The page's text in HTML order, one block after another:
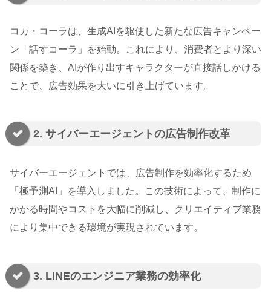
コカ・コーラは、生成AIを駆使した新たな広告キャンペー
ン「話すコーラ」を始動。これにより、消費者とより深い
関係を築き、AIが作り出すキャラクターが直接話しかける
ことで、広告効果を大いに引き上げています。
2. サイバーエージェントの広告制作改革
サイバーエージェントでは、広告制作を効率化するため
「極予測AI」を導入しました。この技術によって、制作に
かかる時間やコストを大幅に削減し、クリエイティブ業務
により集中できる環境が実現されています。
3. LINEのエンジニア業務の効率化